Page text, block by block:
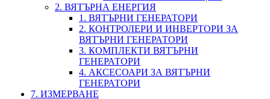
2. ВЯТЪРНА ЕНЕРГИЯ
1. ВЯТЪРНИ ГЕНЕРАТОРИ
2. КОНТРОЛЕРИ И ИНВЕРТОРИ ЗА
ВЯТЪРНИ ГЕНЕРАТОРИ
3. КОМПЛЕКТИ ВЯТЪРНИ
ГЕНЕРАТОРИ
4. АКСЕСОАРИ ЗА ВЯТЪРНИ
ГЕНЕРАТОРИ
7. ИЗМЕРВАНЕ